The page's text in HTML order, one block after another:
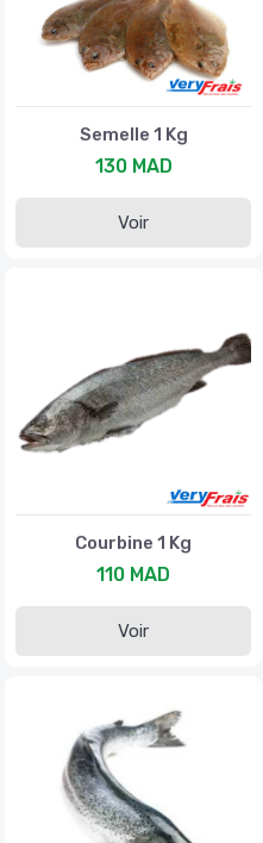
Semelle 1 Kg
130 MAD
Voir
Courbine 1 Kg
110 MAD
Voir